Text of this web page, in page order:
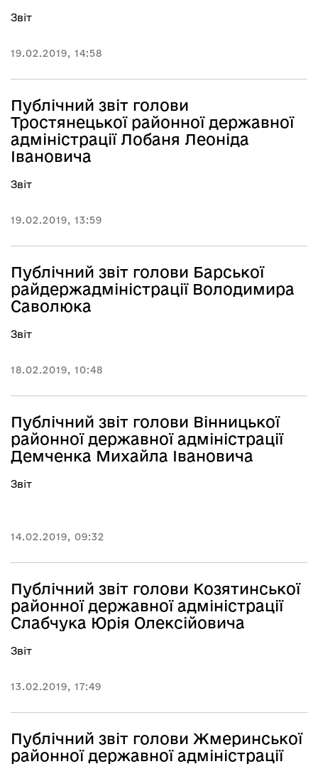
Звіт
19.02.2019, 14:58
Публічний звіт голови
Тростянецької районної державної
адміністрації Лобаня Леоніда
Івановича
Звіт
19.02.2019, 13:59
Публічний звіт голови Барської
райдержадміністрації Володимира
Саволюка
Звіт
18.02.2019, 10:48
Публічний звіт голови Вінницької
районної державної адміністрації
Демченка Михайла Івановича
Звіт
14.02.2019, 09:32
Публічний звіт голови Козятинської
районної державної адміністрації
Слабчука Юрія Олексійовича
Звіт
13.02.2019, 17:49
Публічний звіт голови Жмеринської
районної державної адміністрації